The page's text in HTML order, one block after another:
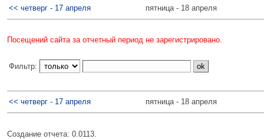
<< четверг - 17 апреля пятница - 18 апреля
Посещений сайта за отчетный период не зарегистрировано.
Фильтр:
<< четверг - 17 апреля пятница - 18 апреля
Создание отчета: 0.0113.